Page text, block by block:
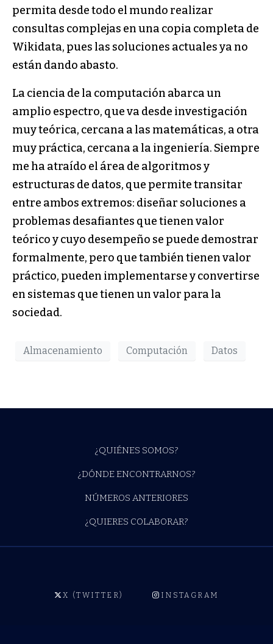
permita desde todo el mundo realizar
consultas complejas en una copia completa de
Wikidata, pues las soluciones actuales ya no
están dando abasto.
La ciencia de la computación abarca un
amplio espectro, que va desde investigación
muy teórica, cercana a las matemáticas, a otra
muy práctica, cercana a la ingeniería. Siempre
me ha atraído el área de algoritmos y
estructuras de datos, que permite transitar
entre ambos extremos: diseñar soluciones a
problemas desafiantes que tienen valor
teórico y cuyo desempeño se puede demostrar
formalmente, pero que también tienen valor
práctico, pueden implementarse y convertirse
en sistemas que tienen un valor para la
sociedad.
Almacenamiento Computación Datos
¿QUIÉNES SOMOS?
¿DÓNDE ENCONTRARNOS?
NÚMEROS ANTERIORES
¿QUIERES COLABORAR?
X (TWITTER) INSTAGRAM